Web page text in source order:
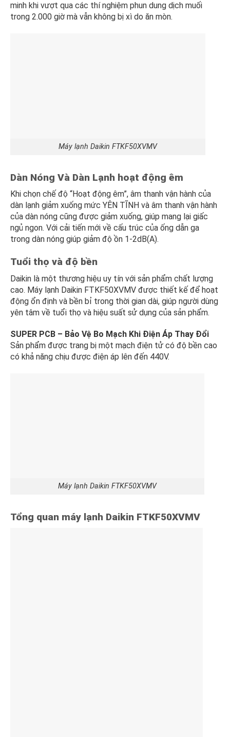
minh khi vượt qua các thí nghiệm phun dung dịch muối
trong 2.000 giờ mà vẫn không bị xì do ăn mòn.
Máy lạnh Daikin FTKF50XVMV
Dàn Nóng Và Dàn Lạnh hoạt động êm
Khi chọn chế độ “Hoạt động êm”, âm thanh vận hành của
dàn lạnh giảm xuống mức YÊN TĨNH và âm thanh vận hành
của dàn nóng cũng được giảm xuống, giúp mang lại giấc
ngủ ngon. Với cải tiến mới về cấu trúc của ống dẫn ga
trong dàn nóng giúp giảm độ ồn 1-2dB(A).
Tuổi thọ và độ bền
Daikin là một thương hiệu uy tín với sản phẩm chất lượng
cao. Máy lạnh Daikin FTKF50XVMV được thiết kế để hoạt
động ổn định và bền bỉ trong thời gian dài, giúp người dùng
yên tâm về tuổi thọ và hiệu suất sử dụng của sản phẩm.
SUPER PCB – Bảo Vệ Bo Mạch Khi Điện Áp Thay Đổi
Sản phẩm được trang bị một mạch điện tử có độ bền cao
có khả năng chịu được điện áp lên đến 440V.
Máy lạnh Daikin FTKF50XVMV
Tổng quan máy lạnh Daikin FTKF50XVMV